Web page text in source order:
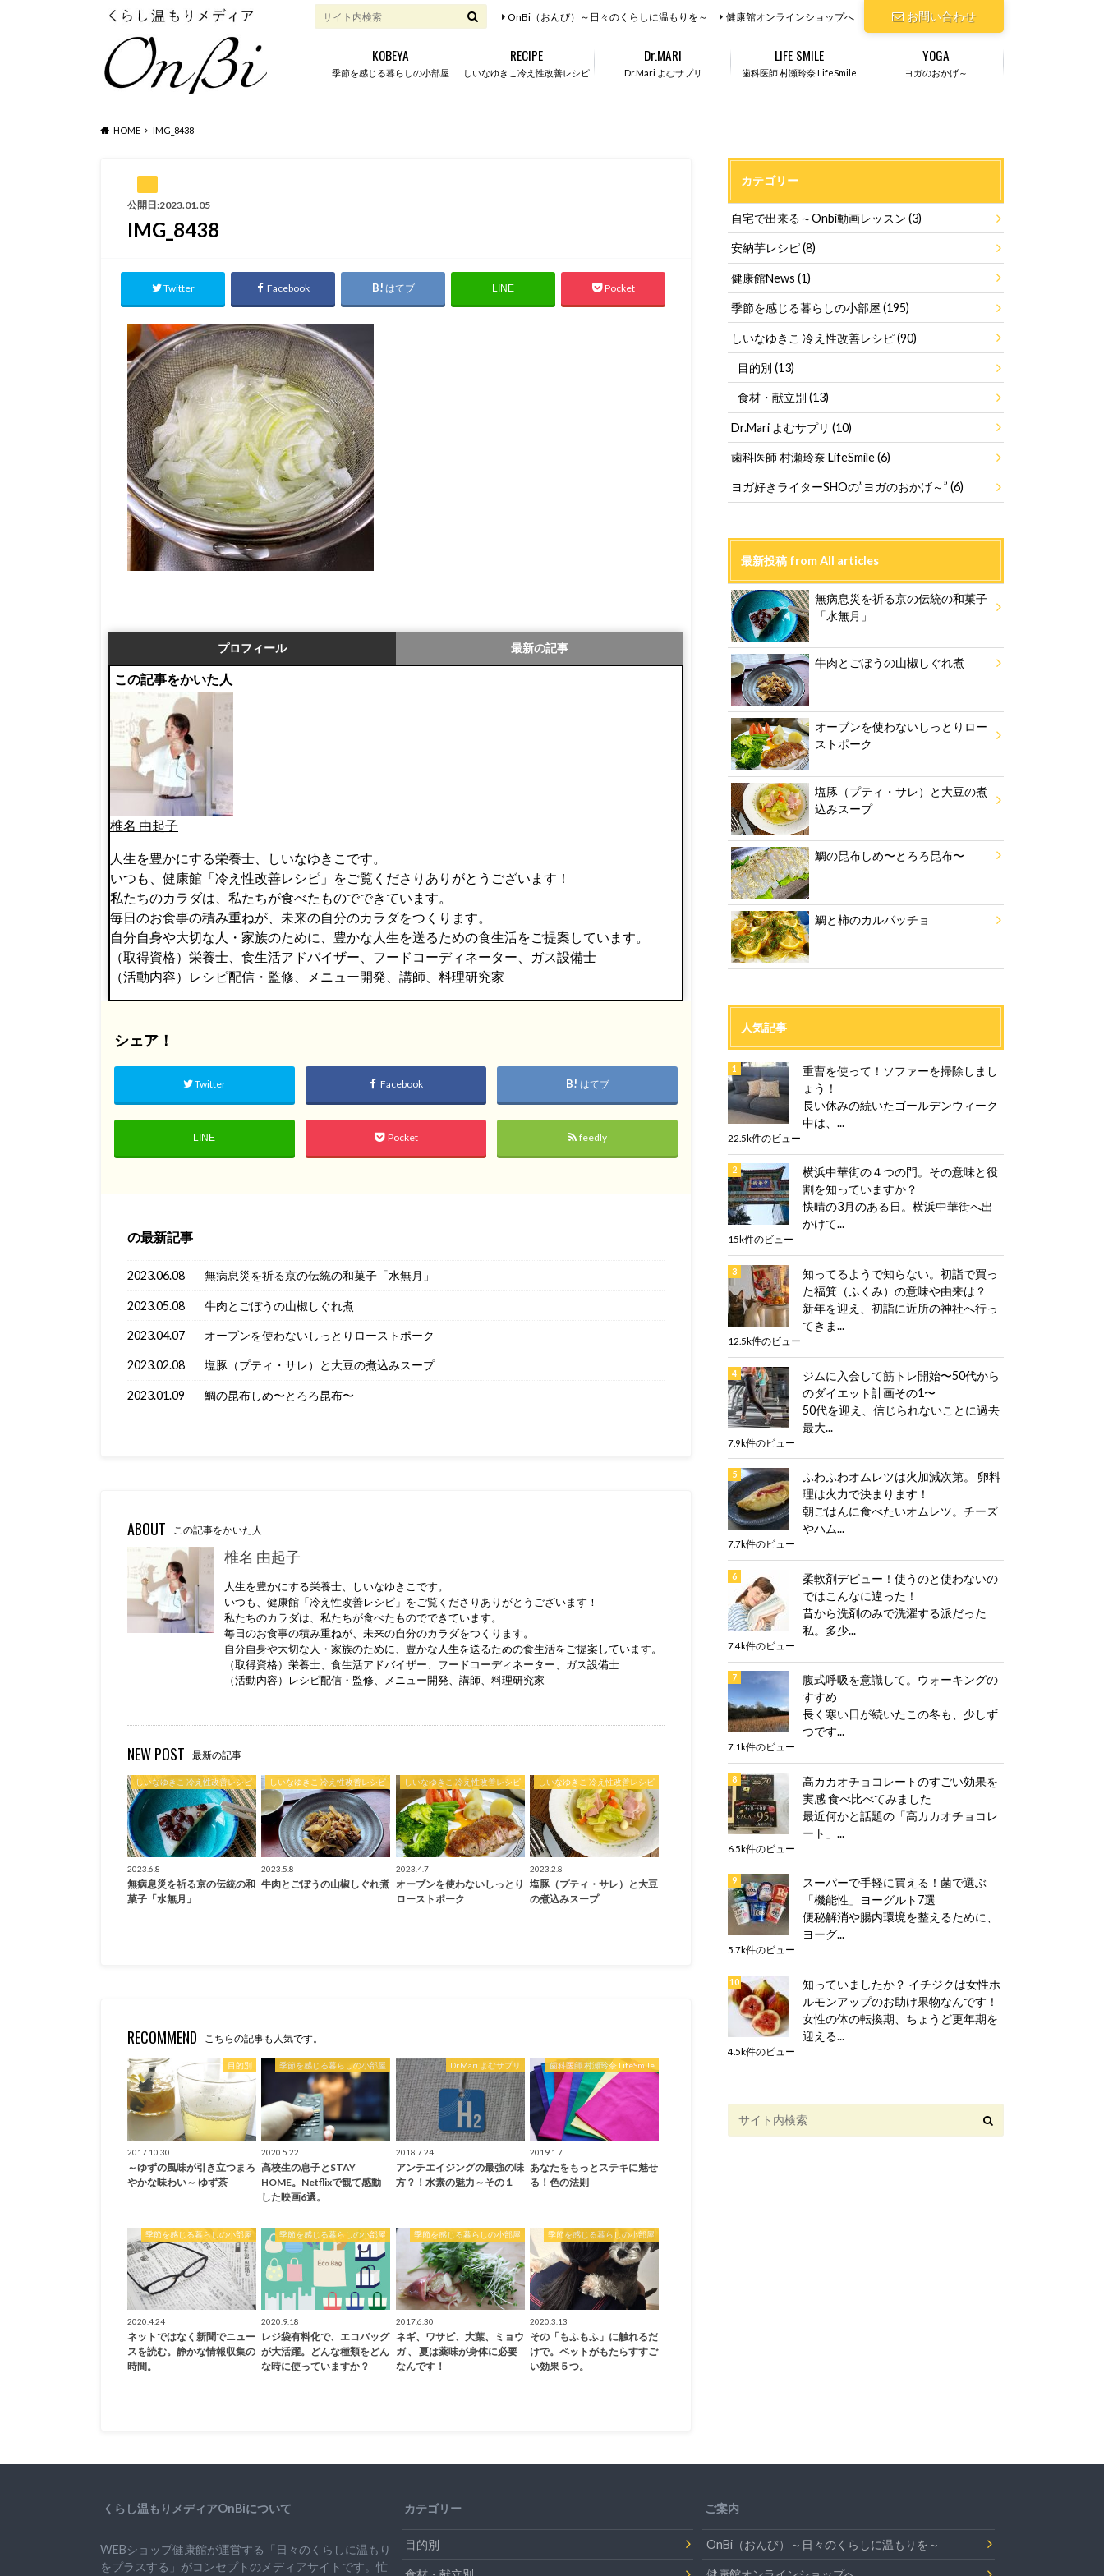
お問い合わせ
OnBi（おんび）～日々のくらしに温もりを～ 健康館オンラインショップへ
季節を感じる暮らしの小部屋
KOBEYA
しいなゆきこ冷え性改善レシピ
RECIPE
Dr.Mari よむサプリ
Dr.MARI
歯科医師 村瀬玲奈 LifeSmile
LIFE SMILE
ヨガのおかげ～
YOGA
HOME IMG_8438
公開日:2023.01.05
IMG_8438
Twitter Facebook はてブ LINE Pocket
プロフィール 最新の記事
この記事をかいた人
椎名 由起子
人生を豊かにする栄養士、しいなゆきこです。
いつも、健康館「冷え性改善レシピ」をご覧くださりありがとうございます！
私たちのカラダは、私たちが食べたものでできています。
毎日のお食事の積み重ねが、未来の自分のカラダをつくります。
自分自身や大切な人・家族のために、豊かな人生を送るための食生活をご提案しています。
（取得資格）栄養士、食生活アドバイザー、フードコーディネーター、ガス設備士
（活動内容）レシピ配信・監修、メニュー開発、講師、料理研究家
シェア！
Twitter Facebook はてブ
LINE Pocket feedly
の最新記事
2023.06.08 無病息災を祈る京の伝統の和菓子「水無月」
2023.05.08 牛肉とごぼうの山椒しぐれ煮
2023.04.07 オーブンを使わないしっとりローストポーク
2023.02.08 塩豚（プティ・サレ）と大豆の煮込みスープ
2023.01.09 鯛の昆布しめ〜とろろ昆布〜
ABOUT この記事をかいた人
椎名 由起子
人生を豊かにする栄養士、しいなゆきこです。
いつも、健康館「冷え性改善レシピ」をご覧くださりありがとうございます！
私たちのカラダは、私たちが食べたものでできています。
毎日のお食事の積み重ねが、未来の自分のカラダをつくります。
自分自身や大切な人・家族のために、豊かな人生を送るための食生活をご提案しています。
（取得資格）栄養士、食生活アドバイザー、フードコーディネーター、ガス設備士
（活動内容）レシピ配信・監修、メニュー開発、講師、料理研究家
NEW POST 最新の記事
しいなゆきこ 冷え性改善レシピ
2023.6.8
無病息災を祈る京の伝統の和
菓子「水無月」
しいなゆきこ 冷え性改善レシピ
2023.5.8
牛肉とごぼうの山椒しぐれ煮
しいなゆきこ 冷え性改善レシピ
2023.4.7
オーブンを使わないしっとり
ローストポーク
しいなゆきこ 冷え性改善レシピ
2023.2.8
塩豚（プティ・サレ）と大豆
の煮込みスープ
RECOMMEND こちらの記事も人気です。
目的別
2017.10.30
～ゆずの風味が引き立つまろ
やかな味わい～ ゆず茶
季節を感じる暮らしの小部屋
2020.5.22
高校生の息子とSTAY
HOME。Netflixで観て感動
した映画6選。
Dr.Mari よむサプリ
2018.7.24
アンチエイジングの最強の味
方？！水素の魅力～その１
歯科医師 村瀬玲奈 LifeSmile
2019.1.7
あなたをもっとステキに魅せ
る！色の法則
季節を感じる暮らしの小部屋
2020.4.24
ネットではなく新聞でニュー
スを読む。静かな情報収集の
時間。
季節を感じる暮らしの小部屋
2020.9.18
レジ袋有料化で、エコバッグ
が大活躍。どんな種類をどん
な時に使っていますか？
季節を感じる暮らしの小部屋
2017.6.30
ネギ、ワサビ、大葉、ミョウ
ガ 、 夏は薬味が身体に必要
なんです！
季節を感じる暮らしの小部屋
2020.3.13
その「もふもふ」に触れるだ
けで。ペットがもたらすすご
い効果５つ。
カテゴリー
自宅で出来る～Onbi動画レッスン(3)
安納芋レシピ(8)
健康館News(1)
季節を感じる暮らしの小部屋(195)
しいなゆきこ 冷え性改善レシピ(90)
目的別 (13)
食材・献立別 (13)
Dr.Mari よむサプリ(10)
歯科医師 村瀬玲奈 LifeSmile(6)
ヨガ好きライターSHOの”ヨガのおかげ～”(6)
最新投稿 from All articles
無病息災を祈る京の伝統の和菓子
「水無月」
牛肉とごぼうの山椒しぐれ煮
オーブンを使わないしっとりロー
ストポーク
塩豚（プティ・サレ）と大豆の煮
込みスープ
鯛の昆布しめ〜とろろ昆布〜
鯛と柿のカルパッチョ
人気記事
重曹を使って！ソファーを掃除しまし
ょう！
長い休みの続いたゴールデンウィーク
中は、...
22.5k件のビュー
横浜中華街の４つの門。その意味と役
割を知っていますか？
快晴の3月のある日。横浜中華街へ出
かけて...
15k件のビュー
知ってるようで知らない。初詣で買っ
た福箕（ふくみ）の意味や由来は？
新年を迎え、初詣に近所の神社へ行っ
てきま...
12.5k件のビュー
ジムに入会して筋トレ開始〜50代から
のダイエット計画その1〜
50代を迎え、信じられないことに過去
最大...
7.9k件のビュー
ふわふわオムレツは火加減次第。 卵料
理は火力で決まります！
朝ごはんに食べたいオムレツ。チーズ
やハム...
7.7k件のビュー
柔軟剤デビュー！使うのと使わないの
ではこんなに違った！
昔から洗剤のみで洗濯する派だった
私。多少...
7.4k件のビュー
腹式呼吸を意識して。ウォーキングの
すすめ
長く寒い日が続いたこの冬も、少しず
つです...
7.1k件のビュー
高カカオチョコレートのすごい効果を
実感 食べ比べてみました
最近何かと話題の「高カカオチョコレ
ート」...
6.5k件のビュー
スーパーで手軽に買える！菌で選ぶ
「機能性」ヨーグルト7選
便秘解消や腸内環境を整えるために、
ヨーグ...
5.7k件のビュー
知っていましたか？ イチジクは女性ホ
ルモンアップのお助け果物なんです！
女性の体の転換期、ちょうど更年期を
迎える...
4.5k件のビュー
くらし温もりメディアOnBiについて
WEBショップ健康館が運営する「日々のくらしに温もり
をプラスする」がコンセプトのメディアサイトです。忙
カテゴリー
目的別
ご案内
OnBi（おんび）～日々のくらしに温もりを～